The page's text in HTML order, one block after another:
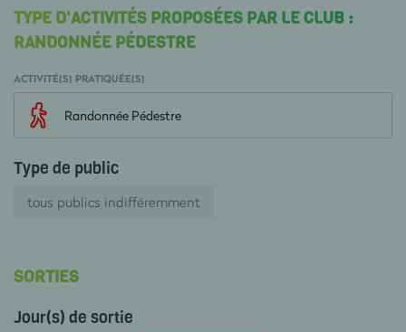
TYPE D'ACTIVITÉS PROPOSÉES PAR LE CLUB :
RANDONNÉE PÉDESTRE
ACTIVITÉ(S) PRATIQUÉE(S)
Randonnée Pédestre
Type de public
tous publics indifféremment
SORTIES
Jour(s) de sortie